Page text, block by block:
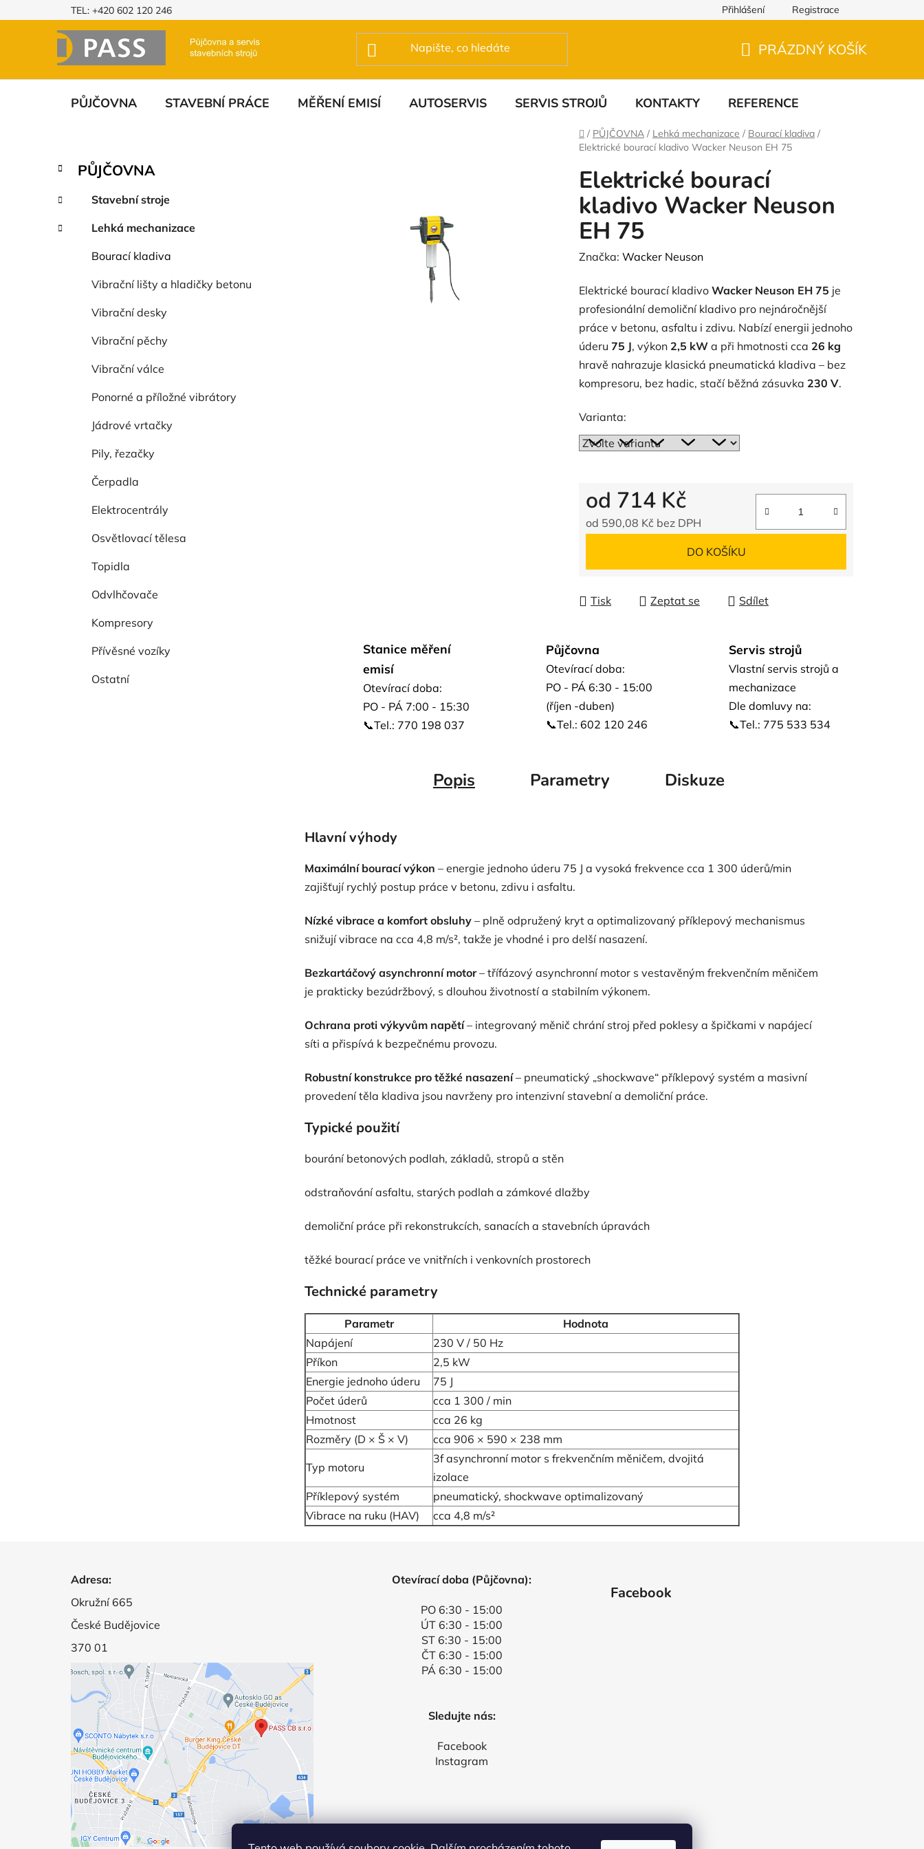
na
TEL: +420 602 120 246 Přihlášení Registrace
KOŠÍK
PRÁZDNÝ KOŠÍK
PŮJČOVNA STAVEBNÍ PRÁCE MĚŘENÍ EMISÍ AUTOSERVIS SERVIS STROJŮ KONTAKTY REFERENCE
Domů
/ PŮJČOVNA / Lehká mechanizace / Bourací kladiva /
Elektrické bourací kladivo Wacker Neuson EH 75
P
s
r
Přeskočit
kategorie
K
a
e
g
o
PŮJČOVNA
Stavební stroje
Lehká mechanizace
Bourací kladiva
Vibrační lišty a hladičky betonu
Vibrační desky
Vibrační pěchy
Vibrační válce
Ponorné a příložné vibrátory
Jádrové vrtačky
Pily, řezačky
Čerpadla
Elektrocentrály
Osvětlovací tělesa
Topidla
Odvlhčovače
Kompresory
Přívěsné vozíky
Ostatní
Elektrické bourací
kladivo Wacker Neuson
EH 75
Značka: Wacker Neuson
Elektrické bourací kladivo Wacker Neuson EH 75 je
profesionální demoliční kladivo pro nejnáročnější
práce v betonu, asfaltu i zdivu. Nabízí energii jednoho
úderu 75 J, výkon 2,5 kW a při hmotnosti cca 26 kg
hravě nahrazuje klasická pneumatická kladiva – bez
kompresoru, bez hadic, stačí běžná zásuvka 230 V.
Varianta:
od 714 Kč
od 590,08 Kč bez DPH
DO KOŠÍKU
Tisk Zeptat se Sdílet
Stanice měření
emisí
Otevírací doba:
PO - PÁ 7:00 - 15:30
📞Tel.: 770 198 037
Půjčovna
Otevírací doba:
PO - PÁ 6:30 - 15:00
(říjen -duben)
📞Tel.: 602 120 246
Servis strojů
Vlastní servis strojů a
mechanizace
Dle domluvy na:
📞Tel.: 775 533 534
Popis Parametry Diskuze
Hlavní výhody
Maximální bourací výkon – energie jednoho úderu 75 J a vysoká frekvence cca 1 300 úderů/min
zajišťují rychlý postup práce v betonu, zdivu i asfaltu.
Nízké vibrace a komfort obsluhy – plně odpružený kryt a optimalizovaný příklepový mechanismus
snižují vibrace na cca 4,8 m/s², takže je vhodné i pro delší nasazení.
Bezkartáčový asynchronní motor– třífázový asynchronní motor s vestavěným frekvenčním měničem
je prakticky bezúdržbový, s dlouhou životností a stabilním výkonem.
Ochrana proti výkyvům napětí– integrovaný měnič chrání stroj před poklesy a špičkami v napájecí
síti a přispívá k bezpečnému provozu.
Robustní konstrukce pro těžké nasazení– pneumatický „shockwave“ příklepový systém a masivní
provedení těla kladiva jsou navrženy pro intenzivní stavební a demoliční práce.
Typické použití
bourání betonových podlah, základů, stropů a stěn
odstraňování asfaltu, starých podlah a zámkové dlažby
demoliční práce při rekonstrukcích, sanacích a stavebních úpravách
těžké bourací práce ve vnitřních i venkovních prostorech
Technické parametry
Parametr
Hodnota
Napájení
230 V / 50 Hz
Příkon
2,5 kW
Energie jednoho úderu
75 J
Počet úderů
cca 1 300 / min
Hmotnost
cca 26 kg
Rozměry (D × Š × V)
cca 906 × 590 × 238 mm
Typ motoru
3f asynchronní motor s frekvenčním měničem, dvojitá
izolace
Příklepový systém
pneumatický, shockwave optimalizovaný
Vibrace na ruku (HAV)
cca 4,8 m/s²
Adresa:
Okružní 665
České Budějovice
370 01
Otevírací doba (Půjčovna):
PO 6:30 - 15:00
ÚT 6:30 - 15:00
ST 6:30 - 15:00
ČT 6:30 - 15:00
PÁ 6:30 - 15:00
Sledujte nás:
Facebook
Instagram
Facebook